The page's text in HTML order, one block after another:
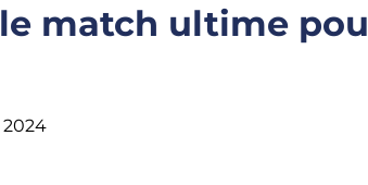
match ultime